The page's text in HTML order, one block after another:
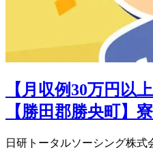
【月収例30万円以
【勝田郡勝央町】
日研トータルソーシング株式